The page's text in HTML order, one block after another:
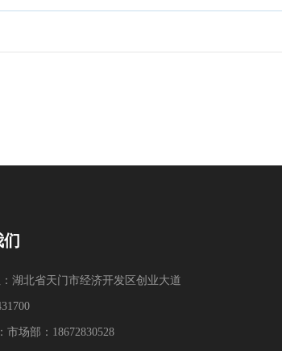
湖北省天门市经济开发区创业大道
市场部：18672830528